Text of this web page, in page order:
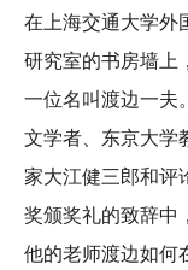
在上海交通大学外
研究室的书房墙上
一位名叫渡边一夫
文学者、东京大
家大江健三郎和评
奖颁奖礼的致辞中
他的老师渡边如何